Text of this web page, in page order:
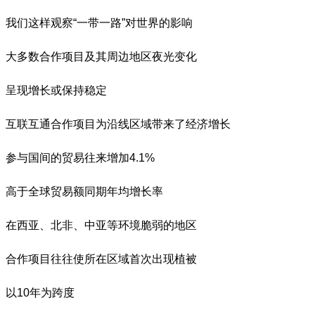
我们这样观察“一带一路”对世界的影响
大多数合作项目及其周边地区夜光变化
呈现增长或保持稳定
互联互通合作项目为沿线区域带来了经济增长
参与国间的贸易往来增加4.1%
高于全球贸易额同期年均增长率
在西亚、北非、中亚等环境脆弱的地区
合作项目往往使所在区域首次出现植被
以10年为跨度